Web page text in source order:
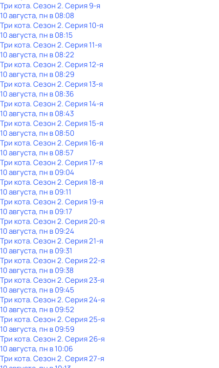
Три кота. Сезон 2. Серия 9-я
10 августа, пн в 08:08
Три кота. Сезон 2. Серия 10-я
10 августа, пн в 08:15
Три кота. Сезон 2. Серия 11-я
10 августа, пн в 08:22
Три кота. Сезон 2. Серия 12-я
10 августа, пн в 08:29
Три кота. Сезон 2. Серия 13-я
10 августа, пн в 08:36
Три кота. Сезон 2. Серия 14-я
10 августа, пн в 08:43
Три кота. Сезон 2. Серия 15-я
10 августа, пн в 08:50
Три кота. Сезон 2. Серия 16-я
10 августа, пн в 08:57
Три кота. Сезон 2. Серия 17-я
10 августа, пн в 09:04
Три кота. Сезон 2. Серия 18-я
10 августа, пн в 09:11
Три кота. Сезон 2. Серия 19-я
10 августа, пн в 09:17
Три кота. Сезон 2. Серия 20-я
10 августа, пн в 09:24
Три кота. Сезон 2. Серия 21-я
10 августа, пн в 09:31
Три кота. Сезон 2. Серия 22-я
10 августа, пн в 09:38
Три кота. Сезон 2. Серия 23-я
10 августа, пн в 09:45
Три кота. Сезон 2. Серия 24-я
10 августа, пн в 09:52
Три кота. Сезон 2. Серия 25-я
10 августа, пн в 09:59
Три кота. Сезон 2. Серия 26-я
10 августа, пн в 10:06
Три кота. Сезон 2. Серия 27-я